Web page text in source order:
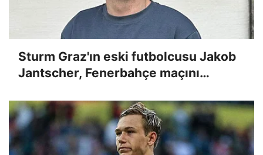
Sturm Graz'ın eski futbolcusu Jakob
Jantscher, Fenerbahçe maçını